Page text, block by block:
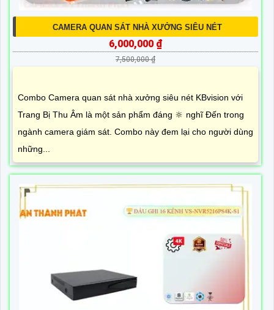
CAMERA QUAN SÁT NHÀ XƯỞNG SIÊU NÉT
6,000,000 ₫
7,500,000 ₫
Combo Camera quan sát nhà xưởng siêu nét KBvision với
Trang Bị Thu Âm là một sản phẩm đáng 🔆 nghĩ Đến trong
ngành camera giám sát. Combo này đem lại cho người dùng
những...